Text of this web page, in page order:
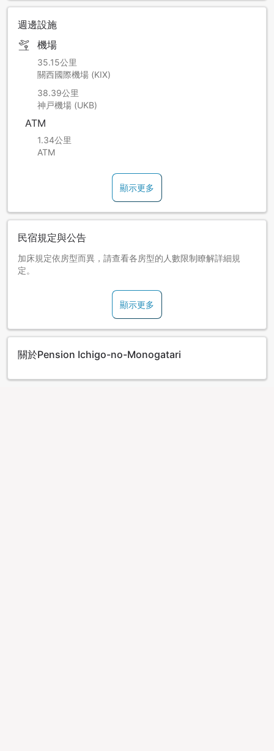
週邊設施
機場
35.15公里
關西國際機場 (KIX)
38.39公里
神戸機場 (UKB)
ATM
1.34公里
ATM
顯示更多
民宿規定與公告
加床規定依房型而異，請查看各房型的人數限制瞭解詳細規
定。
顯示更多
關於Pension Ichigo-no-Monogatari